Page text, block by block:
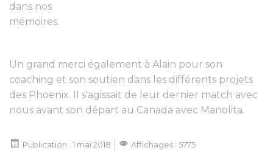
dans nos
mémoires.
Un grand merci également à Alain pour son
coaching et son soutien dans les différents projets
des Phoenix. Il s'agissait de leur dernier match avec
nous avant son départ au Canada avec Manolita.
Publication : 1 mai 2018 Affichages : 5775